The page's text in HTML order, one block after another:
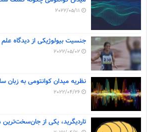
2022/05/11
جنسیت بیولوژیکی از دیدگاه علم
2022/05/02
نظریه میدان کوانتومی به زبان
2022/04/26
تاردیگرید، یکی از